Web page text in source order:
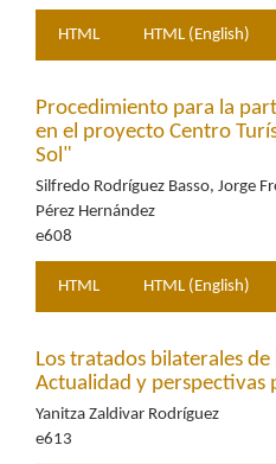
HTML HTML (English)
Procedimiento para la
en el proyecto Centro
Sol"
Silfredo Rodríguez Basso, Jorge
Pérez Hernández
e608
HTML HTML (English)
Los tratados bilaterales
Actualidad y perspectivas
Yanitza Zaldivar Rodríguez
e613